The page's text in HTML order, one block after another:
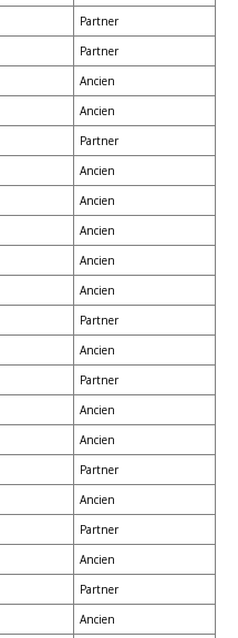
Partner
Partner
Ancien
Ancien
Partner
Ancien
Ancien
Ancien
Ancien
Ancien
Partner
Ancien
Partner
Ancien
Ancien
Partner
Ancien
Partner
Ancien
Partner
Ancien